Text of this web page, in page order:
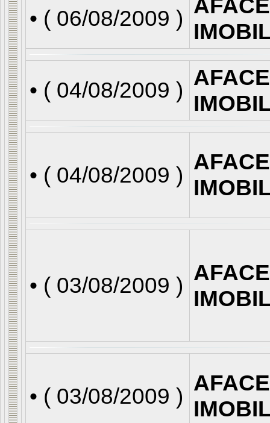
• ( 06/08/2009 )
• ( 04/08/2009 )
• ( 04/08/2009 )
• ( 03/08/2009 )
• ( 03/08/2009 )